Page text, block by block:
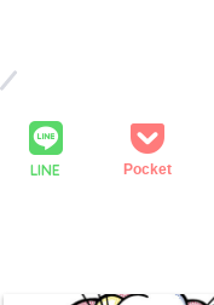
LINE Pocket